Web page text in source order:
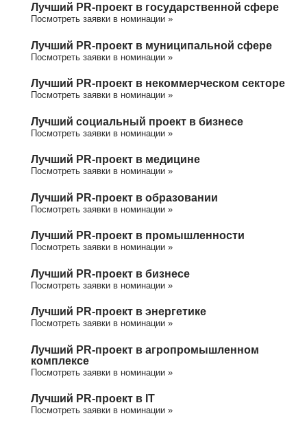
Лучший PR-проект в государственной сфере
Посмотреть заявки в номинации »
Лучший PR-проект в муниципальной сфере
Посмотреть заявки в номинации »
Лучший PR-проект в некоммерческом секторе
Посмотреть заявки в номинации »
Лучший социальный проект в бизнесе
Посмотреть заявки в номинации »
Лучший PR-проект в медицине
Посмотреть заявки в номинации »
Лучший PR-проект в образовании
Посмотреть заявки в номинации »
Лучший PR-проект в промышленности
Посмотреть заявки в номинации »
Лучший PR-проект в бизнесе
Посмотреть заявки в номинации »
Лучший PR-проект в энергетике
Посмотреть заявки в номинации »
Лучший PR-проект в агропромышленном
комплексе
Посмотреть заявки в номинации »
Лучший PR-проект в IT
Посмотреть заявки в номинации »